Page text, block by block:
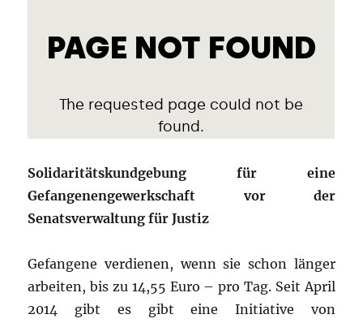
Solidaritätskundgebung für eine
Gefangenengewerkschaft vor der
Senatsverwaltung für Justiz
Gefangene verdienen, wenn sie schon länger
arbeiten, bis zu 14,55 Euro – pro Tag. Seit April
2014 gibt es gibt eine Initiative von